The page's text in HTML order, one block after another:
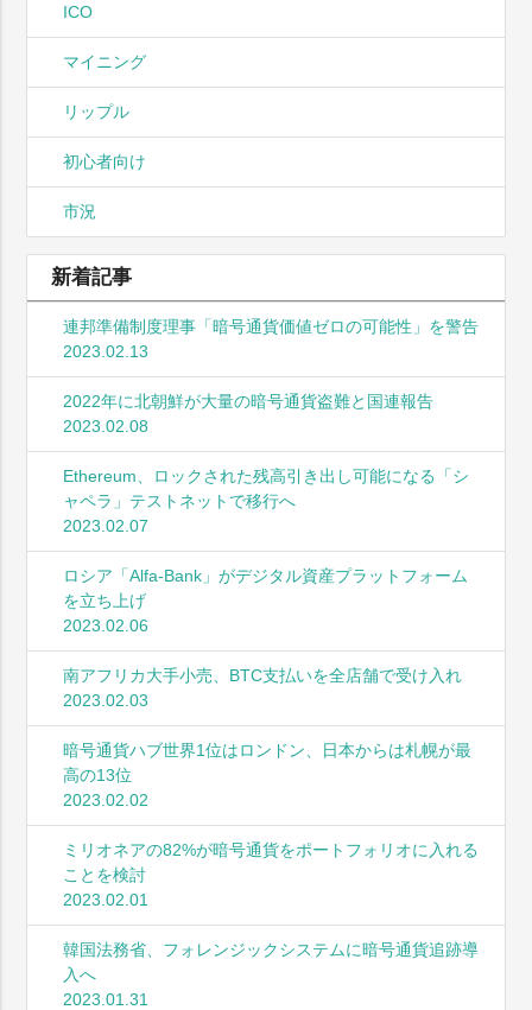
ICO
マイニング
リップル
初心者向け
市況
新着記事
連邦準備制度理事「暗号通貨価値ゼロの可能性」を警告
2023.02.13
2022年に北朝鮮が大量の暗号通貨盗難と国連報告
2023.02.08
Ethereum、ロックされた残高引き出し可能になる「シ
ャペラ」テストネットで移行へ
2023.02.07
ロシア「Alfa-Bank」がデジタル資産プラットフォーム
を立ち上げ
2023.02.06
南アフリカ大手小売、BTC支払いを全店舗で受け入れ
2023.02.03
暗号通貨ハブ世界1位はロンドン、日本からは札幌が最
高の13位
2023.02.02
ミリオネアの82%が暗号通貨をポートフォリオに入れる
ことを検討
2023.02.01
韓国法務省、フォレンジックシステムに暗号通貨追跡導
入へ
2023.01.31